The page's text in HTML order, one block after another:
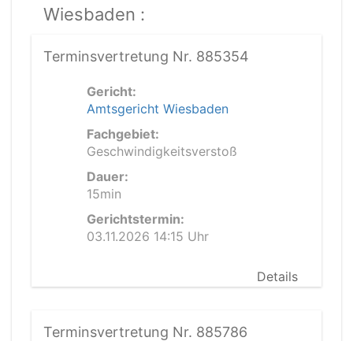
Wiesbaden :
Terminsvertretung Nr. 885354
Gericht:
Amtsgericht Wiesbaden
Fachgebiet:
Geschwindigkeitsverstoß
Dauer:
15min
Gerichtstermin:
03.11.2026 14:15 Uhr
Details
Terminsvertretung Nr. 885786